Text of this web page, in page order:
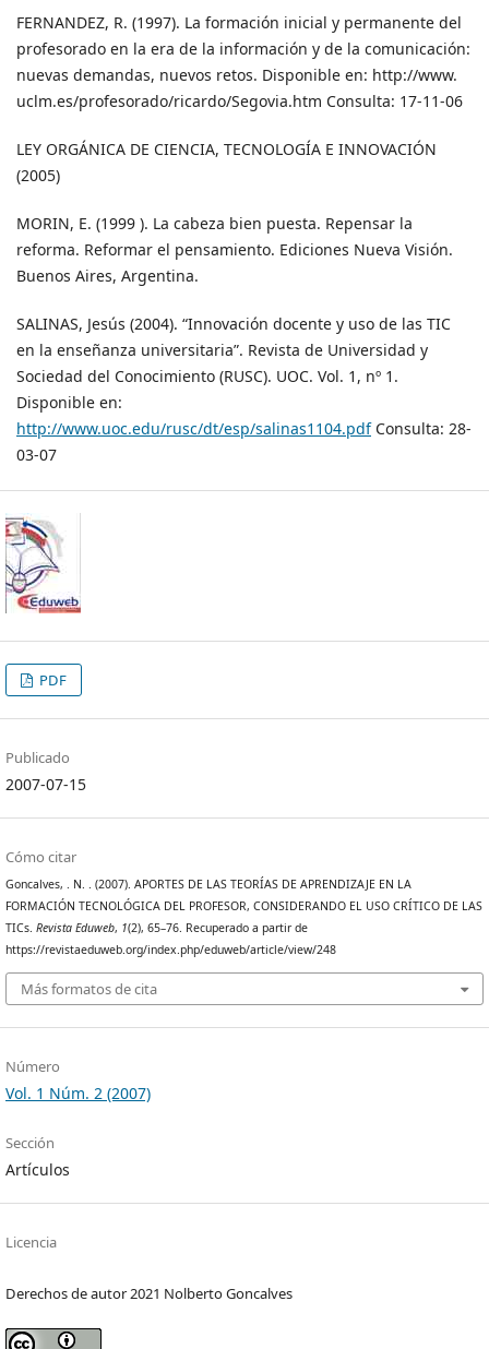
FERNANDEZ, R. (1997). La formación inicial y permanente del
profesorado en la era de la información y de la comunicación:
nuevas demandas, nuevos retos. Disponible en: http://www.
uclm.es/profesorado/ricardo/Segovia.htm Consulta: 17-11-06
LEY ORGÁNICA DE CIENCIA, TECNOLOGÍA E INNOVACIÓN
(2005)
MORIN, E. (1999 ). La cabeza bien puesta. Repensar la
reforma. Reformar el pensamiento. Ediciones Nueva Visión.
Buenos Aires, Argentina.
SALINAS, Jesús (2004). “Innovación docente y uso de las TIC
en la enseñanza universitaria”. Revista de Universidad y
Sociedad del Conocimiento (RUSC). UOC. Vol. 1, nº 1.
Disponible en:
http://www.uoc.edu/rusc/dt/esp/salinas1104.pdfConsulta: 28-
03-07
PDF
Publicado
2007-07-15
Cómo citar
Goncalves, . N. . (2007). APORTES DE LAS TEORÍAS DE APRENDIZAJE EN LA
FORMACIÓN TECNOLÓGICA DEL PROFESOR, CONSIDERANDO EL USO CRÍTICO DE LAS
TICs.Revista Eduweb, 1(2), 65–76. Recuperado a partir de
https://revistaeduweb.org/index.php/eduweb/article/view/248
Más formatos de cita
Número
Vol. 1 Núm. 2 (2007)
Sección
Artículos
Licencia
Derechos de autor 2021 Nolberto Goncalves